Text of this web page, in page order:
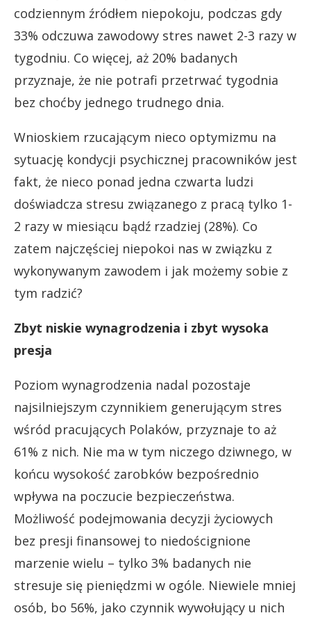
codziennym źródłem niepokoju, podczas gdy
33% odczuwa zawodowy stres nawet 2-3 razy w
tygodniu. Co więcej, aż 20% badanych
przyznaje, że nie potrafi przetrwać tygodnia
bez choćby jednego trudnego dnia.
Wnioskiem rzucającym nieco optymizmu na
sytuację kondycji psychicznej pracowników jest
fakt, że nieco ponad jedna czwarta ludzi
doświadcza stresu związanego z pracą tylko 1-
2 razy w miesiącu bądź rzadziej (28%). Co
zatem najczęściej niepokoi nas w związku z
wykonywanym zawodem i jak możemy sobie z
tym radzić?
Zbyt niskie wynagrodzenia i zbyt wysoka
presja
Poziom wynagrodzenia nadal pozostaje
najsilniejszym czynnikiem generującym stres
wśród pracujących Polaków, przyznaje to aż
61% z nich. Nie ma w tym niczego dziwnego, w
końcu wysokość zarobków bezpośrednio
wpływa na poczucie bezpieczeństwa.
Możliwość podejmowania decyzji życiowych
bez presji finansowej to niedoścignione
marzenie wielu – tylko 3% badanych nie
stresuje się pieniędzmi w ogóle. Niewiele mniej
osób, bo 56%, jako czynnik wywołujący u nich